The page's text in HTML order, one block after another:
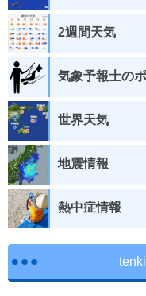
2週間天気
気象予報士の
世界天気
地震情報
熱中症情報